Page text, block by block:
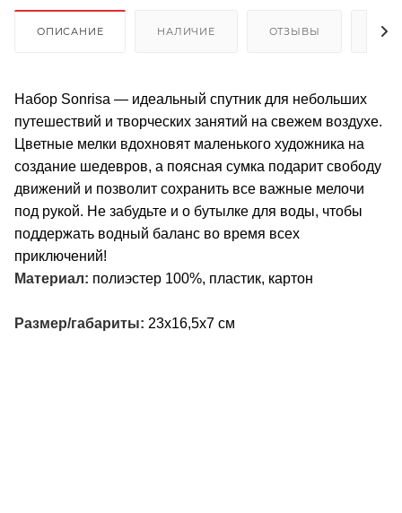
ОПИСАНИЕ НАЛИЧИЕ ОТЗЫВЫ
Набор Sonrisa — идеальный спутник для небольших
путешествий и творческих занятий на свежем воздухе.
Цветные мелки вдохновят маленького художника на
создание шедевров, а поясная сумка подарит свободу
движений и позволит сохранить все важные мелочи
под рукой. Не забудьте и о бутылке для воды, чтобы
поддержать водный баланс во время всех
приключений!
Материал: полиэстер 100%, пластик, картон
Размер/габариты: 23x16,5x7 см